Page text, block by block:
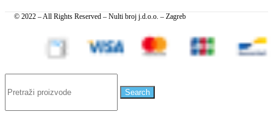
© 2022 – All Rights Reserved – Nulti broj j.d.o.o. – Zagreb
Search